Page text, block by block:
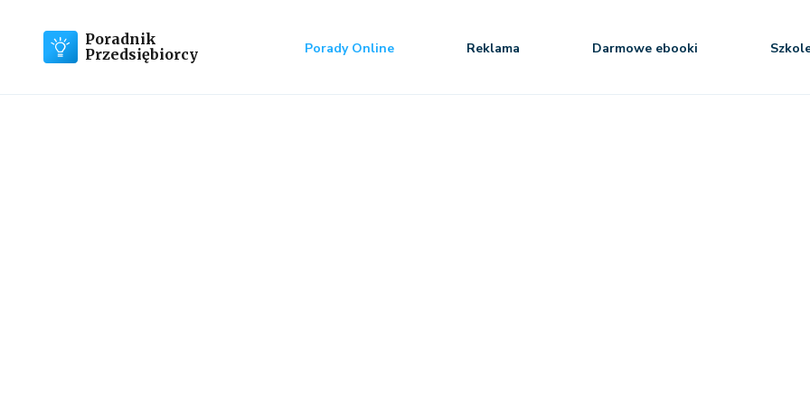
Poradnik
Przedsiębiorcy
Porady Online Reklama Darmowe ebooki